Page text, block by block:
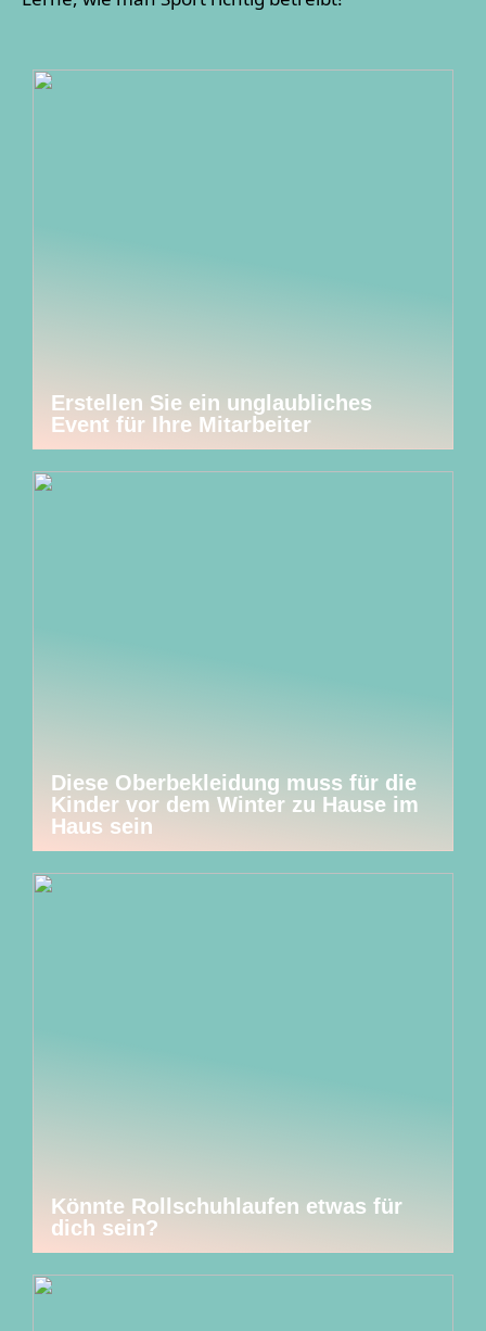
Erstellen Sie ein unglaubliches
Event für Ihre Mitarbeiter
Diese Oberbekleidung muss für die
Kinder vor dem Winter zu Hause im
Haus sein
Könnte Rollschuhlaufen etwas für
dich sein?